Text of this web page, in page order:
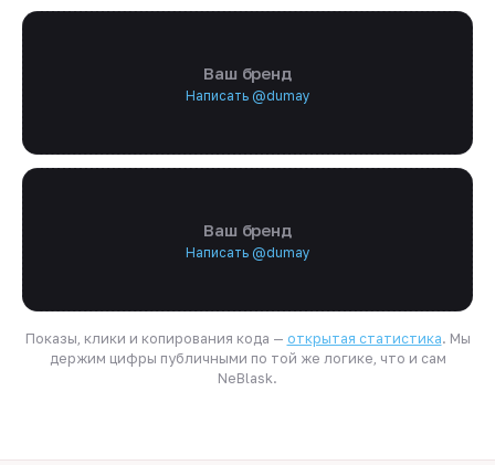
Ваш бренд
Написать @dumay
Ваш бренд
Написать @dumay
Показы, клики и копирования кода — открытая статистика. Мы
держим цифры публичными по той же логике, что и сам
NeBlask.